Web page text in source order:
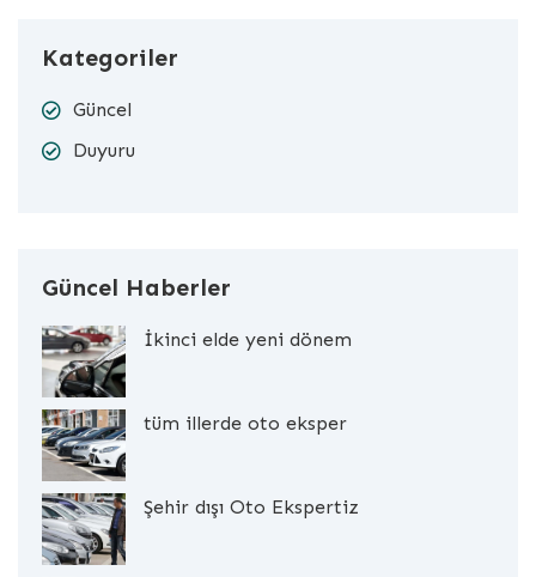
Kategoriler
Güncel
Duyuru
Güncel Haberler
İkinci elde yeni dönem
tüm illerde oto eksper
Şehir dışı Oto Ekspertiz